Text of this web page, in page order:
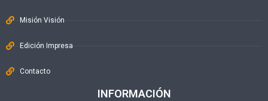
Misión Visión
Edición Impresa
Contacto
INFORMACIÓN